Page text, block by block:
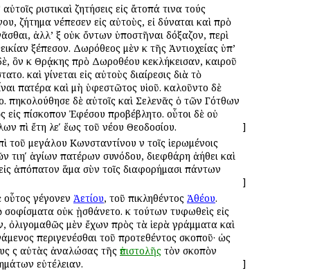
ἐριστικαὶ ζητήσεις εἰς ἄτοπά τινα τούς
ζήτημα ἐνέπεσεν εἰς αὐτοὺς, εἰ δύναται καὶ πρὸ
ἀλλ’ ἐξ οὐκ ὄντων ὑποστῆναι ἐδόξαζον, περὶ
ἐξέπεσον. Δωρόθεος μὲν ἐκ τῆς Ἀντιοχείας ὑπ’
ὃν ἐκ Θρᾴκης πρὸ Δωροθέου κεκλήκεισαν, καιροῦ
καὶ γίνεται εἰς αὐτοὺς διαίρεσις διὰ τὸ
πατέρα καὶ μὴ ὑφεστῶτος υἱοῦ. ἐκαλοῦντο δὲ
δὲ αὐτοῖς καὶ Σελενᾶς ὁ τῶν Γότθων
ἐπίσκοπον Ἐφέσου προβέβλητο. οὗτοι δὲ οὐ
ἐπὶ ἔτη λεʹ ἕως τοῦ νέου Θεοδοσίου.
]
τοῦ μεγάλου Κωνσταντίνου ἐν τοῖς ἱερωμένοις
τιηʹ ἁγίων πατέρων συνόδου, διεφθάρη ἀήθει καὶ
ἀπόπατον ἅμα σὺν τοῖς διαφορήμασι πάντων
]
οὗτος γέγονεν Ἀετίου, τοῦ ἐπικληθέντος Ἀθέου.
οὐκ ᾐσθάνετο. ἐκ τούτων τυφωθεὶς εἰς
ὀλιγομαθῶς μὲν ἔχων πρὸς τὰ ἱερὰ γράμματα καὶ
περιγενέσθαι τοῦ προτεθέντος σκοποῦ· ὡς
ἐς αὐτὰς ἀναλώσας τῆς ἐπιστολῆς τὸν σκοπὸν
εὐτέλειαν.
]